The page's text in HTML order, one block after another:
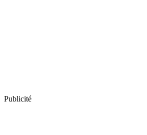
Publicité